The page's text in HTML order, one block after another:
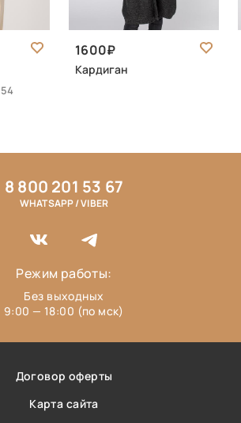
54
1600
Кардиган
Договор оферты
Карта сайта
8 800 201 53 67
WHATSAPP / VIBER
Режим работы:
Без выходных
9:00 — 18:00 (по мск)